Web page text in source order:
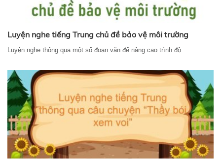
Luyện nghe tiếng Trung chủ đề bảo vệ môi trường
Luyện nghe thông qua một số đoạn văn để nâng cao trình độ